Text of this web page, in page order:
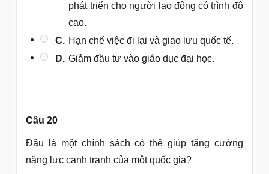
phát triển cho người lao động có trình độ
cao.
C. Hạn chế việc đi lại và giao lưu quốc tế.
D. Giảm đầu tư vào giáo dục đại học.
Câu 20
Đâu là một chính sách có thể giúp tăng cường
năng lực cạnh tranh của một quốc gia?